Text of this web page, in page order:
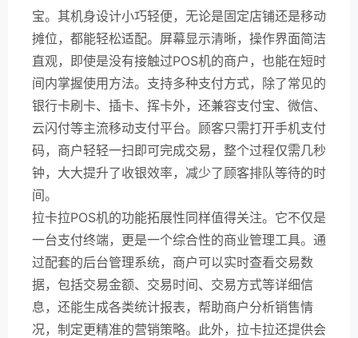
宝。其机身设计小巧轻便，无论是固定店铺还是移动
摊位，都能轻松适配。屏幕显示清晰，操作界面简洁
直观，即使是没有接触过POS机的商户，也能在短时
间内掌握使用方法。支持多种支付方式，除了常见的
银行卡刷卡、插卡、挥卡外，还兼容支付宝、微信、
云闪付等主流移动支付平台。顾客只需打开手机支付
码，商户轻轻一扫即可完成交易，整个过程仅需几秒
钟，大大提升了收银效率，减少了顾客排队等待的时
间。
拉卡拉POS机的功能拓展性同样值得关注。它不仅是
一台支付终端，更是一个综合性的商业管理工具。通
过配套的后台管理系统，商户可以实时查看交易数
据，包括交易金额、交易时间、交易方式等详细信
息，还能生成各类统计报表，帮助商户分析销售情
况，制定更精准的营销策略。此外，拉卡拉还提供会